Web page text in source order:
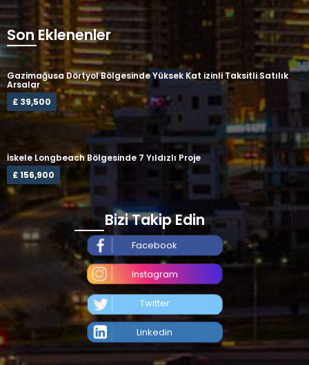
Son Eklenenler
Gazimağusa Dörtyol Bölgesinde Yüksek Kat izinli Taksitli Satılık
Arsalar
£ 39,500
İskele Longbeach Bölgesinde 7 Yıldızlı Proje
£ 156,900
Bizi Takip Edin
Facebook
Instagram
Twitter
Linkedin